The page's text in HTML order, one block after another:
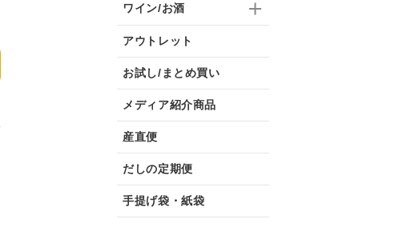
ワイン/お酒
アウトレット
お試し/まとめ買い
メディア紹介商品
産直便
だしの定期便
手提げ袋・紙袋